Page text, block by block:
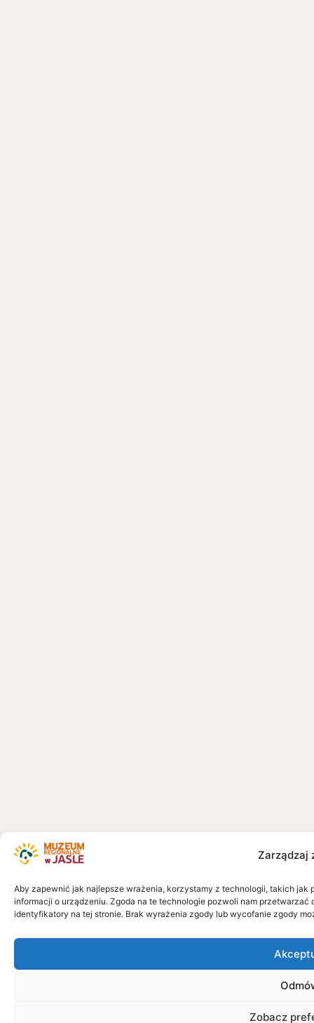
Zarządzaj
Aby zapewnić jak najlepsze wrażenia, korzystamy z technologii, takich
informacji o urządzeniu. Zgoda na te technologie pozwoli nam
identyfikatory na tej stronie. Brak wyrażenia zgody lub wycofanie zgody
Zobacz